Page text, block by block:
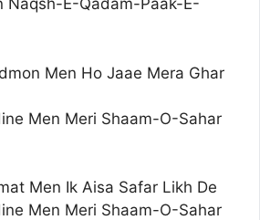
Naqsh-E-Qadam-Paak-E-
Men Ho Jaae Mera Ghar
Men Meri Shaam-O-Sahar
Men Ik Aisa Safar Likh De
Men Meri Shaam-O-Sahar